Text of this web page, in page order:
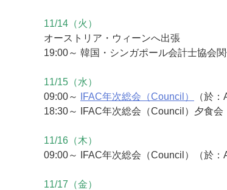
11/14（火）
オーストリア・ウィーンへ出張
19:00～ 韓国・シンガポール会計士協会
11/15（水）
09:00～
IFAC年次総会（Council）
（於
18:30～ IFAC年次総会（Council）夕食会
11/16（木）
09:00～ IFAC年次総会（Council）（於：
11/17（金）